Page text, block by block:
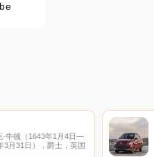
·牛顿（1643年1月4日—
3月31日），爵士，英国